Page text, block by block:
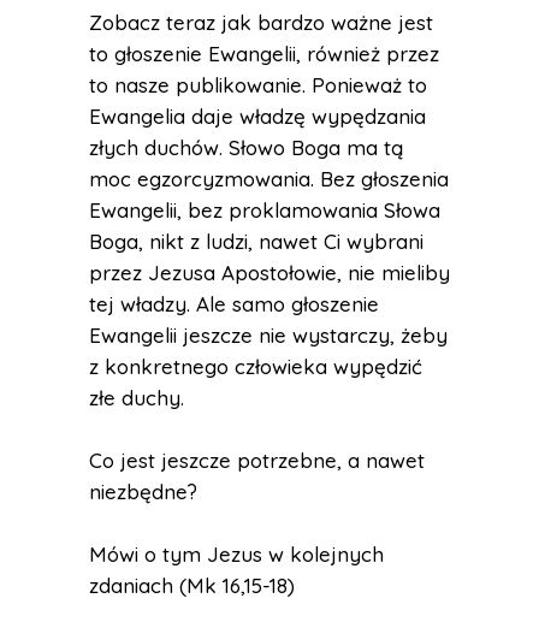
Zobacz teraz jak bardzo ważne jest
to głoszenie Ewangelii, również przez
to nasze publikowanie. Ponieważ to
Ewangelia daje władzę wypędzania
złych duchów. Słowo Boga ma tą
moc egzorcyzmowania. Bez głoszenia
Ewangelii, bez proklamowania Słowa
Boga, nikt z ludzi, nawet Ci wybrani
przez Jezusa Apostołowie, nie mieliby
tej władzy. Ale samo głoszenie
Ewangelii jeszcze nie wystarczy, żeby
z konkretnego człowieka wypędzić
złe duchy.
Co jest jeszcze potrzebne, a nawet
niezbędne?
Mówi o tym Jezus w kolejnych
zdaniach (Mk 16,15-18)